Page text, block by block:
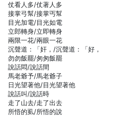
仗看人多/仗著人多
接掌弓幫/接掌丐幫
目光加電/目光如電
立郎轉身/立即轉身
兩限一花/兩眼一花
沉聲道：「奸，/沉聲道：「好，
勿勿飯罷/匆匆飯罷
說話悶/說話間
馬老爺予/馬老爺子
日光望著他/目光望著他
說話叫/說話時
走了山去/走了出去
所悟的虱/所悟的說